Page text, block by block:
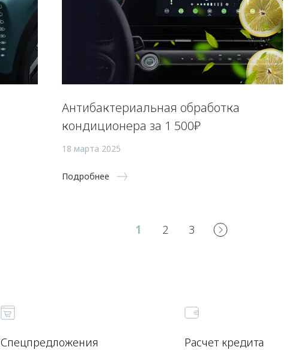
Антибактериальная обработка
кондиционера за 1 500₽
18 марта 2025
Подробнее
1 2 3
Спецпредложения Расчет кредита